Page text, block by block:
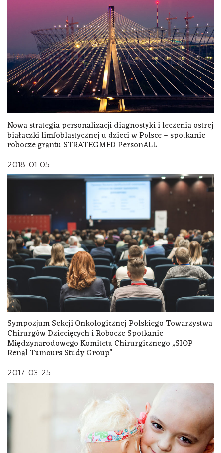
Nowa strategia personalizacji diagnostyki i leczenia ostrej
białaczki limfoblastycznej u dzieci w Polsce – spotkanie
robocze grantu STRATEGMED PersonALL
2018-01-05
Sympozjum Sekcji Onkologicznej Polskiego Towarzystwa
Chirurgów Dziecięcych i Robocze Spotkanie
Międzynarodowego Komitetu Chirurgicznego „SIOP
Renal Tumours Study Group”
2017-03-25